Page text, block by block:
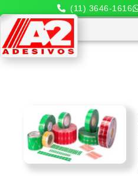
(11) 3646-1616